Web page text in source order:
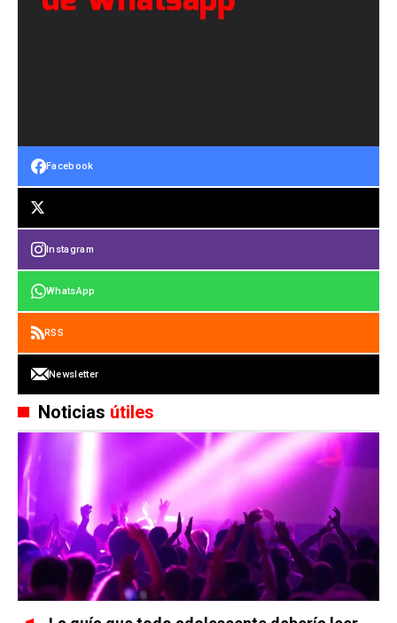
Facebook
Instagram
WhatsApp
RSS
Newsletter
Noticias útiles